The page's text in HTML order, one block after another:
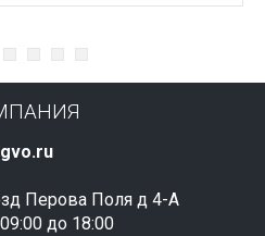
Перова Поля д 4-А
до 18:00